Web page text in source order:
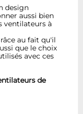
design
aussi bien
ventilateurs à
au fait qu'il
que le choix
avec ces
de